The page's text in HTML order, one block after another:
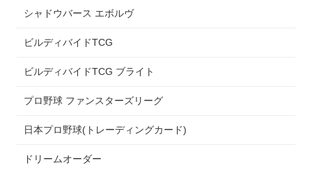
シャドウバース エボルヴ
ビルディバイドTCG
ビルディバイドTCG ブライト
プロ野球 ファンスターズリーグ
日本プロ野球(トレーディングカード)
ドリームオーダー